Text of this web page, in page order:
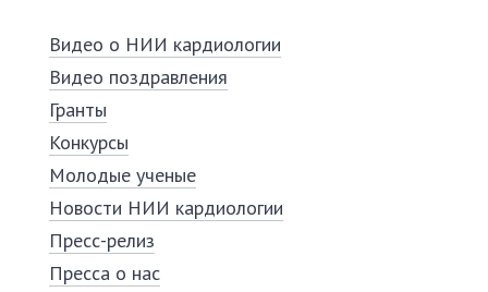
Видео о НИИ кардиологии
Видео поздравления
Гранты
Конкурсы
Молодые ученые
Новости НИИ кардиологии
Пресс-релиз
Пресса о нас